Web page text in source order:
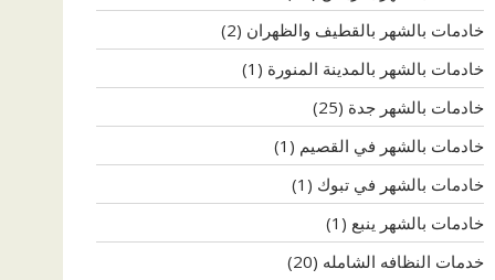
خادمات بالشهر بالقطيف والظهران (2)
خادمات بالشهر بالمدينة المنورة (1)
خادمات بالشهر جدة (25)
خادمات بالشهر في القصيم (1)
خادمات بالشهر في تبوك (1)
خادمات بالشهر ينبع (1)
خدمات النظافه الشامله (20)